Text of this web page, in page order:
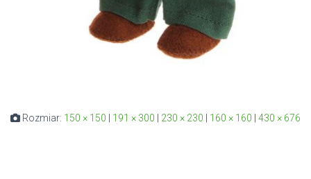
Rozmiar: 150 × 150 191 × 300 230 × 230 160 × 160 430 × 676